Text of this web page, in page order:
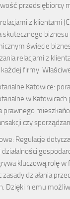
przedsiębiorcy
z klientami
skutecznego biznesu
świecie
relacjami z
firmy.
Katowice:
w
prawnego
czy
Regulacje
kluczową rolę w
działania
Dzięki niemu